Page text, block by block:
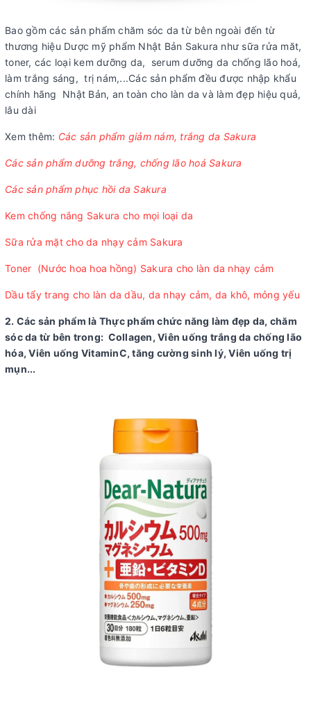
Bao gồm các sản phẩm chăm sóc da từ bên ngoài đến từ
thương hiệu Dược mỹ phẩm Nhật Bản Sakura như sữa rửa măt,
toner, các loại kem dưỡng da, serum dưỡng da chống lão hoá,
làm trắng sáng, trị nám,...Các sản phẩm đều được nhập khẩu
chính hãng Nhật Bản, an toàn cho làn da và làm đẹp hiệu quả,
lâu dài
Xem thêm: Các sản phẩm giảm nám, trắng da Sakura
Các sản phẩm dưỡng trắng, chống lão hoá Sakura
Các sản phẩm phục hồi da Sakura
Kem chống nắng Sakura cho mọi loại da
Sữa rửa mặt cho da nhạy cảm Sakura
Toner (Nước hoa hoa hồng) Sakura cho làn da nhạy cảm
Dầu tẩy trang cho làn da dầu, da nhạy cảm, da khô, mỏng yếu
2. Các sản phẩm là Thực phẩm chức năng làm đẹp da, chăm
sóc da từ bên trong: Collagen, Viên uống trắng da chống lão
hóa, Viên uống VitaminC, tăng cường sinh lý, Viên uống trị
mụn...